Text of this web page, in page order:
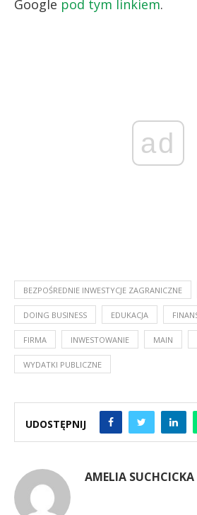
Google pod tym linkiem.
ad
BEZPOŚREDNIE INWESTYCJE ZAGRANICZNE
DOING BUSINESS EDUKACJA
FIRMA INWESTOWANIE MAIN
WYDATKI PUBLICZNE
UDOSTĘPNIJ
AMELIA SUCHCICKA